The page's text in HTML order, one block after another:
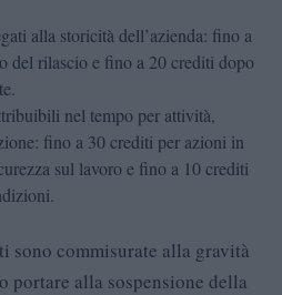
alla storicità dell’azienda: fino a
del rilascio e fino a 20 crediti dopo
nel tempo per attività,
fino a 30 crediti per azioni in
sul lavoro e fino a 10 crediti
sono commisurate alla gravità
portare alla sospensione della